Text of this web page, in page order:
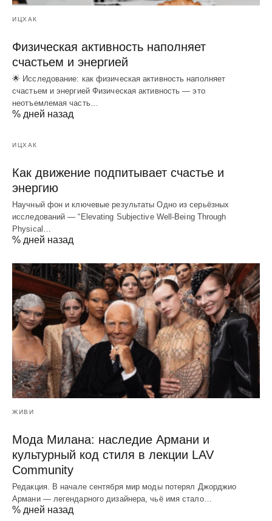
ИЦХАК
Физическая активность наполняет
счастьем и энергией
🌟 Исследование: как физическая активность наполняет
счастьем и энергией Физическая активность — это
неотъемлемая часть…
% дней назад
ИЦХАК
Как движение подпитывает счастье и
энергию
Научный фон и ключевые результаты Одно из серьёзных
исследований — “Elevating Subjective Well‑Being Through
Physical…
% дней назад
ЖИВИ
Мода Милана: наследие Армани и
культурный код стиля в лекции LAV
Community
Редакция. В начале сентября мир моды потерял Джорджио
Армани — легендарного дизайнера, чьё имя стало…
% дней назад